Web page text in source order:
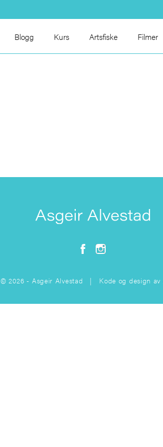
Blogg Kurs Artsfiske Filmer
© 2026 - Asgeir Alvestad | Kode og design av